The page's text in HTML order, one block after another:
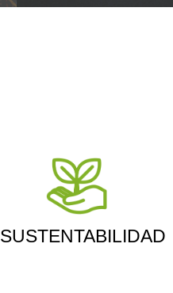
SUSTENTABILIDAD